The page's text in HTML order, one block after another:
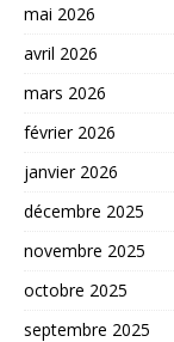
mai 2026
avril 2026
mars 2026
février 2026
janvier 2026
décembre 2025
novembre 2025
octobre 2025
septembre 2025